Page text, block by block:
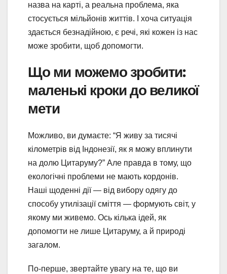
назва на карті, а реальна проблема, яка
стосується мільйонів життів. І хоча ситуація
здається безнадійною, є речі, які кожен із нас
може зробити, щоб допомогти.
Що ми можемо зробити:
маленькі кроки до великої
мети
Можливо, ви думаєте: “Я живу за тисячі
кілометрів від Індонезії, як я можу вплинути
на долю Цитаруму?” Але правда в тому, що
екологічні проблеми не мають кордонів.
Наші щоденні дії — від вибору одягу до
способу утилізації сміття — формують світ, у
якому ми живемо. Ось кілька ідей, як
допомогти не лише Цитаруму, а й природі
загалом.
По-перше, звертайте увагу на те, що ви